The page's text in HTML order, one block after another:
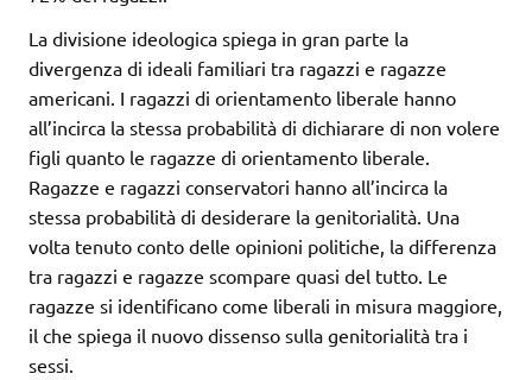
La divisione ideologica spiega in gran parte la
divergenza di ideali familiari tra ragazzi e ragazze
americani. I ragazzi di orientamento liberale hanno
all’incirca la stessa probabilità di dichiarare di non volere
figli quanto le ragazze di orientamento liberale.
Ragazze e ragazzi conservatori hanno all’incirca la
stessa probabilità di desiderare la genitorialità. Una
volta tenuto conto delle opinioni politiche, la differenza
tra ragazzi e ragazze scompare quasi del tutto. Le
ragazze si identificano come liberali in misura maggiore,
il che spiega il nuovo dissenso sulla genitorialità tra i
sessi.